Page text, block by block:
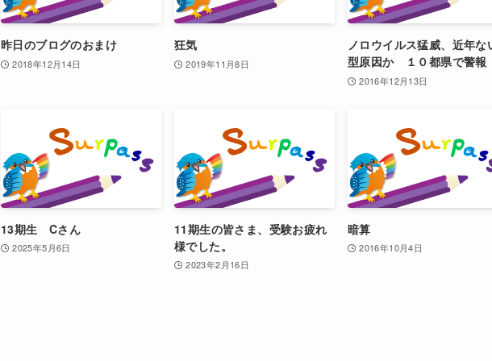
昨日のブログのおまけ
2018年12月14日
狂気
2019年11月8日
ノロウイルス猛威、近年な
型原因か １０都県で警報
2016年12月13日
13期生 Cさん
2025年5月6日
11期生の皆さま、受験お疲れ
様でした。
2023年2月16日
暗算
2016年10月4日